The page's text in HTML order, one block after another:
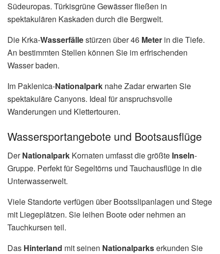
Südeuropas. Türkisgrüne Gewässer fließen in
spektakulären Kaskaden durch die Bergwelt.
Die Krka-Wasserfällestürzen über 46 Meter in die Tiefe.
An bestimmten Stellen können Sie im erfrischenden
Wasser baden.
Im Paklenica-Nationalpark nahe Zadar erwarten Sie
spektakuläre Canyons. Ideal für anspruchsvolle
Wanderungen und Klettertouren.
Wassersportangebote und Bootsausflüge
DerNationalpark Kornaten umfasst die größte Inseln-
Gruppe. Perfekt für Segeltörns und Tauchausflüge in die
Unterwasserwelt.
Viele Standorte verfügen über Bootsslipanlagen und Stege
mit Liegeplätzen. Sie leihen Boote oder nehmen an
Tauchkursen teil.
Das Hinterland mit seinen Nationalparkserkunden Sie